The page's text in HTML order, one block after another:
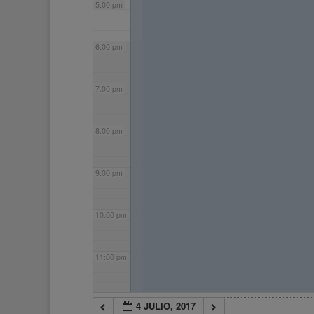
5:00 pm
6:00 pm
7:00 pm
8:00 pm
9:00 pm
10:00 pm
11:00 pm
4 JULIO, 2017